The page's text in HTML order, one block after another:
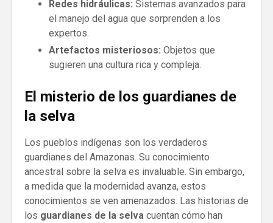
Redes hidráulicas: Sistemas avanzados para
el manejo del agua que sorprenden a los
expertos.
Artefactos misteriosos: Objetos que
sugieren una cultura rica y compleja.
El misterio de los guardianes de
la selva
Los pueblos indígenas son los verdaderos
guardianes del Amazonas. Su conocimiento
ancestral sobre la selva es invaluable. Sin embargo,
a medida que la modernidad avanza, estos
conocimientos se ven amenazados. Las historias de
los guardianes de la selva cuentan cómo han